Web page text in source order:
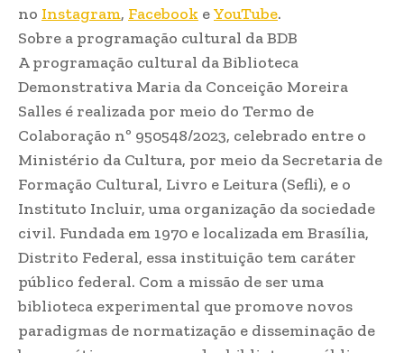
no Instagram, Facebook eYouTube.
Sobre a programação cultural da BDB
A programação cultural da Biblioteca
Demonstrativa Maria da Conceição Moreira
Salles é realizada por meio do Termo de
Colaboração nº 950548/2023, celebrado entre o
Ministério da Cultura, por meio da Secretaria de
Formação Cultural, Livro e Leitura (Sefli), e o
Instituto Incluir, uma organização da sociedade
civil. Fundada em 1970 e localizada em Brasília,
Distrito Federal, essa instituição tem caráter
público federal. Com a missão de ser uma
biblioteca experimental que promove novos
paradigmas de normatização e disseminação de